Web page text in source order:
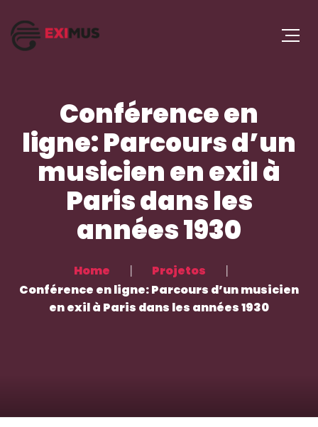
Conférence en
ligne: Parcours d’un
musicien en exil à
Paris dans les
années 1930
Home
Projetos
Conférence en ligne: Parcours d’un musicien
en exil à Paris dans les années 1930